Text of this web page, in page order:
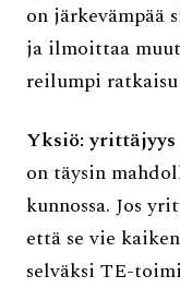
on järkevämpää
ja ilmoittaa
reilumpi
Yksiö:
on täysin
kunnossa. Jos
että se vie
selväksi TE-